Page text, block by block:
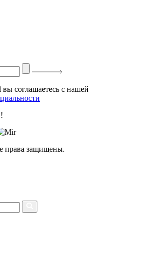
соглашаетесь с нашей
права защищены.